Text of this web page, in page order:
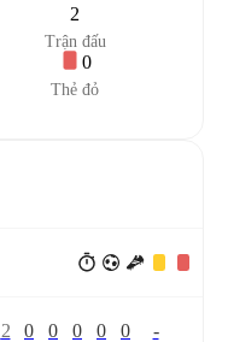
2
Trận đấu
0
Thẻ đỏ
2 0 0 0 0 0 -